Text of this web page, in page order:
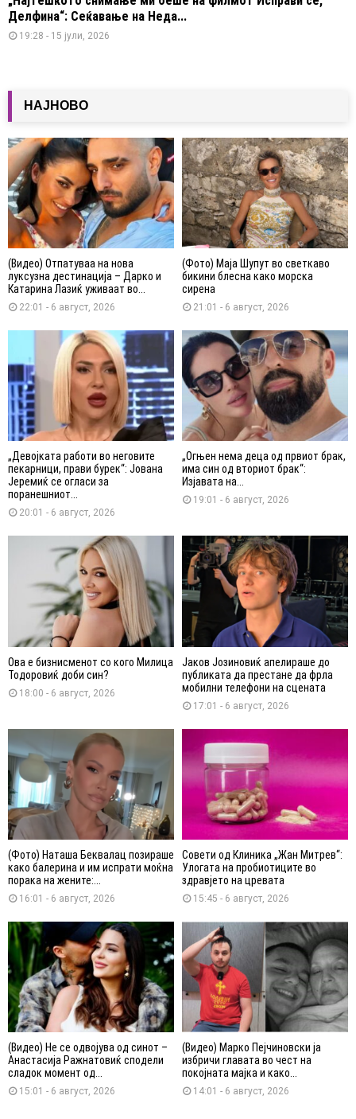
Делфина“: Сеќавање на Неда...
19:28 - 15 јули, 2026
НАЈНОВО
(Видео) Отпатуваа на нова
луксузна дестинација – Дарко и
Катарина Лазиќ уживаат во...
22:01 - 6 август, 2026
(Фото) Маја Шупут во светкаво
бикини блесна како морска
сирена
21:01 - 6 август, 2026
„Девојката работи во неговите
пекарници, прави бурек“: Јована
Јеремиќ се огласи за
поранешниот...
20:01 - 6 август, 2026
„Огњен нема деца од првиот брак,
има син од вториот брак“:
Изјавата на...
19:01 - 6 август, 2026
Ова е бизнисменот со кого Милица
Тодоровиќ доби син?
18:00 - 6 август, 2026
Јаков Јозиновиќ апелираше до
публиката да престане да фрла
мобилни телефони на сцената
17:01 - 6 август, 2026
(Фото) Наташа Беквалац позираше
како балерина и им испрати моќна
порака на жените:...
16:01 - 6 август, 2026
Совети од Клиника „Жан Митрев“:
Улогата на пробиотиците во
здравјето на цревата
15:45 - 6 август, 2026
(Видео) Не се одвојува од синот –
Анастасија Ражнатовиќ сподели
сладок момент од...
15:01 - 6 август, 2026
(Видео) Марко Пејчиновски ја
избричи главата во чест на
покојната мајка и како...
14:01 - 6 август, 2026